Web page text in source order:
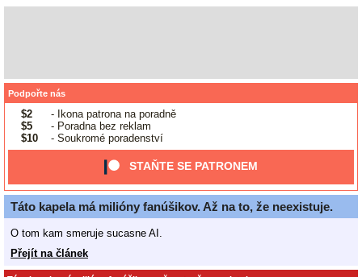
Podpořte nás
$2
- Ikona patrona na poradně
$5
- Poradna bez reklam
$10
- Soukromé poradenství
STAŇTE SE PATRONEM
Táto kapela má milióny fanúšikov. Až na to, že neexistuje.
O tom kam smeruje sucasne AI.
Přejít na článek